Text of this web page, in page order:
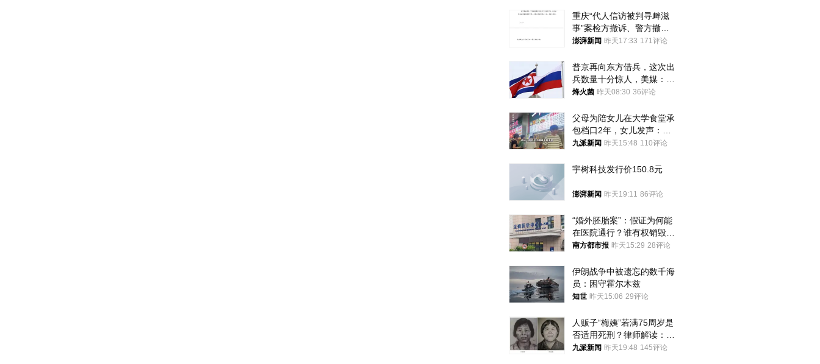
重庆“代人信访被判寻衅滋
事”案检方撤诉、警方撤
案，两被告人获国赔
澎湃新闻 昨天17:33 171评论
普京再向东方借兵，这次出
兵数量十分惊人，美媒：俄
朝要动真格？
烽火菌 昨天08:30 36评论
父母为陪女儿在大学食堂承
包档口2年，女儿发声：初
衷是为了陪伴，毕业后将不
九派新闻 昨天15:48 110评论
宇树科技发行价150.8元
澎湃新闻 昨天19:11 86评论
“婚外胚胎案”：假证为何能
在医院通行？谁有权销毁胚
胎？
南方都市报 昨天15:29 28评论
伊朗战争中被遗忘的数千海
员：困守霍尔木兹
知世 昨天15:06 29评论
人贩子“梅姨”若满75周岁是
否适用死刑？律师解读：很
大概率不会被判处死刑
九派新闻 昨天19:48 145评论